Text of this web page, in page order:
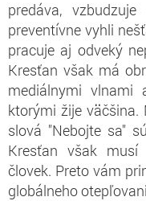
predáva,
preventívne vyhli
pracuje aj odveký
Kresťan však má
mediálnymi vlnami
ktorými žije väčšina.
slová "Nebojte sa"
Kresťan však
človek. Preto vám
globálneho